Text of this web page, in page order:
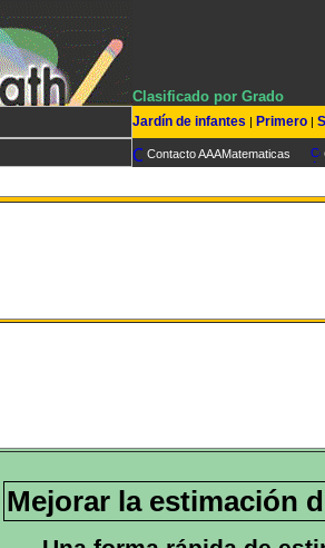
Clasificado por Grado
Jardín de infantes | Primero |
Contacto AAAMatematicas
Mejorar la estimación